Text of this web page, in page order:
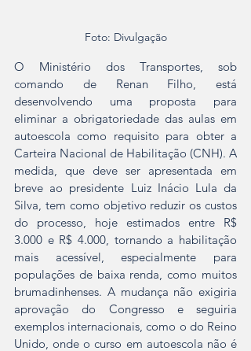
Foto: Divulgação
O Ministério dos Transportes, sob
comando de Renan Filho, está
desenvolvendo uma proposta para
eliminar a obrigatoriedade das aulas em
autoescola como requisito para obter a
Carteira Nacional de Habilitação (CNH). A
medida, que deve ser apresentada em
breve ao presidente Luiz Inácio Lula da
Silva, tem como objetivo reduzir os custos
do processo, hoje estimados entre R$
3.000 e R$ 4.000, tornando a habilitação
mais acessível, especialmente para
populações de baixa renda, como muitos
brumadinhenses. A mudança não exigiria
aprovação do Congresso e seguiria
exemplos internacionais, como o do Reino
Unido, onde o curso em autoescola não é